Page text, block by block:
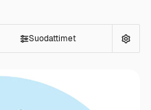
Suodattimet